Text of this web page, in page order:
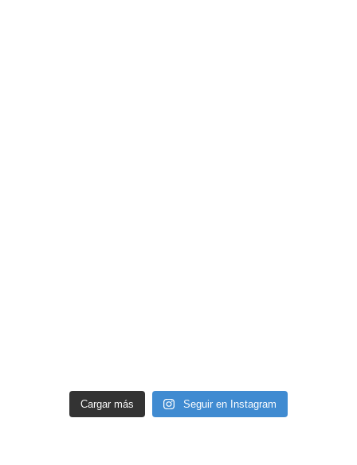
Cargar más Seguir en Instagram